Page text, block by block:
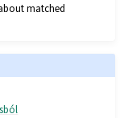
matched